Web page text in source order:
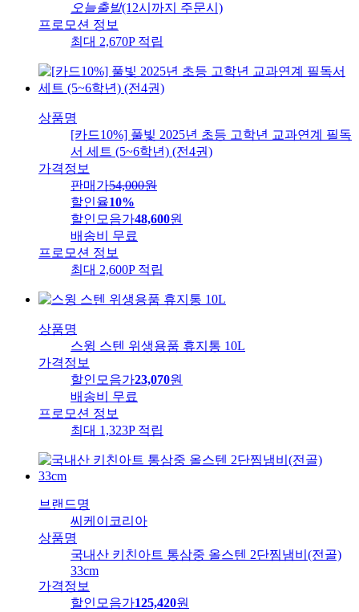
오늘출발(12시까지 주문시)
프로모션 정보
최대 2,670P 적립
상품명
[카드10%] 풀빛 2025년 초등 고학년 교과연계 필독
서 세트 (5~6학년) (전4권)
가격정보
판매가54,000원
할인율10%
할인모음가48,600원
배송비
무료
프로모션 정보
최대 2,600P 적립
상품명
스윙 스텐 위생용품 휴지통 10L
가격정보
할인모음가23,070원
배송비
무료
프로모션 정보
최대 1,323P 적립
브랜드명
씨케이코리아
상품명
국내산 키친아트 통삼중 올스텐 2단찜냄비(전골)
33cm
가격정보
할인모음가125,420원